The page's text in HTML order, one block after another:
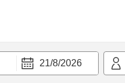
21/8/2026